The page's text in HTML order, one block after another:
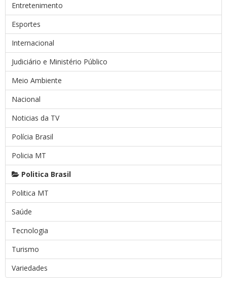
Entretenimento
Esportes
Internacional
Judiciário e Ministério Público
Meio Ambiente
Nacional
Noticias da TV
Polícia Brasil
Policia MT
Politica Brasil
Politica MT
Saúde
Tecnologia
Turismo
Variedades